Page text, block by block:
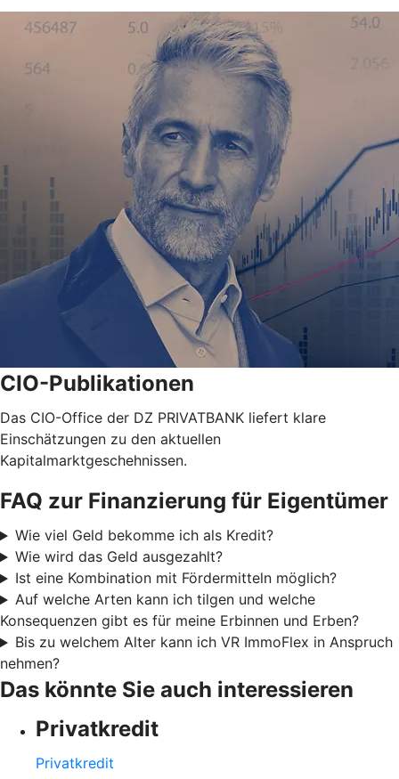
CIO-Publikationen
Das CIO-Office der DZ PRIVATBANK liefert klare
Einschätzungen zu den aktuellen
Kapitalmarktgeschehnissen.
FAQ zur Finanzierung für Eigentümer
Wie viel Geld bekomme ich als Kredit?
Wie wird das Geld ausgezahlt?
Ist eine Kombination mit Fördermitteln möglich?
Auf welche Arten kann ich tilgen und welche
Konsequenzen gibt es für meine Erbinnen und Erben?
Bis zu welchem Alter kann ich VR ImmoFlex in Anspruch
nehmen?
Das könnte Sie auch interessieren
Privatkredit
Privatkredit